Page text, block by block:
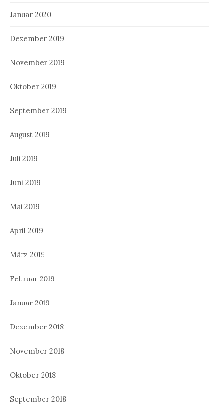
Januar 2020
Dezember 2019
November 2019
Oktober 2019
September 2019
August 2019
Juli 2019
Juni 2019
Mai 2019
April 2019
März 2019
Februar 2019
Januar 2019
Dezember 2018
November 2018
Oktober 2018
September 2018